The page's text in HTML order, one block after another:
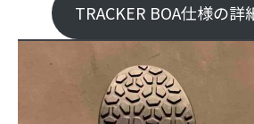
TRACKER BOA仕様の詳